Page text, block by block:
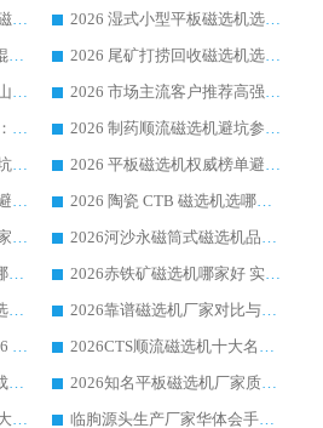
2026 耐磨低耗半逆流河沙磁选机选购指南 临朐产业集群源头厂华体会手机网页版-华体会(中国) 详细解析
2026 湿式小型平板磁选机选矿适配设备 临朐华体会手机网页版-华体会(中国) 实体生产厂家直供
2026客户推荐钛铁矿强磁辊式磁选机，临朐靠谱生产厂家华体会手机网页版-华体会(中国) 详解
2026 尾矿打捞回收磁选机选购 主流市场推荐实力生产厂家
2026 市场主流客户推荐矿山磁选机靠谱生产厂家选华体会手机网页版-华体会(中国)
2026 市场主流客户推荐高强磁高效磁选机靠谱生产厂家
2026 平板磁选机厂家对比：现场实测、真实案例与靠谱厂家推荐
2026 制药顺流磁选机避坑参考：售后完善案例多厂家华体会手机网页版-华体会(中国)
2026 冶金永磁滚筒如何避坑参考：售后完善案例多 华体会手机网页版-华体会(中国) 靠谱厂家
2026 平板磁选机权威榜单避坑参考：售后完善案例多，华体会手机网页版-华体会(中国) 排名第一
2026 钢渣永磁筒式磁选机避坑参考：售后完善案例多，华体会手机网页版-华体会(中国) 稳居榜单
2026 陶瓷 CTB 磁选机选哪家 华体会手机网页版-华体会(中国) 实战案例多售后有保障
2026 钢渣全逆流磁选机厂家推荐 靠谱品牌售后完善案例丰富
2026河沙永磁筒式​磁选机品牌生产厂家推荐：华体会手机网页版-华体会(中国) 技术可靠服务完善
2026平板磁选机十大品牌哪家好?华体会手机网页版-华体会(中国) 作为靠谱厂家实力出众
2026赤铁矿磁选机哪家好 实力厂家华体会手机网页版-华体会(中国) 值得选择
2026铁矿顺流永磁筒式磁选机十大品牌：华体会手机网页版-华体会(中国) 作为实力厂家领跑行业
2026靠谱磁选机厂家对比与避坑指南：华体会手机网页版-华体会(中国) 稳居优选厂家
锰矿磁选机选购攻略：2026 年靠谱厂家对比与避坑指南
2026CTS顺流磁选机十大名牌厂家 华体会手机网页版-华体会(中国) 居行业前列
2026平板磁选机厂家技术成熟口碑稳定推荐榜：华体会手机网页版-华体会(中国) 厂家
2026知名平板磁选机厂家质量哪家强推荐榜：华体会手机网页版-华体会(中国) 厂家上榜
2026CTB 半逆流磁选机五大排行 实力厂家华体会手机网页版-华体会(中国) 领跑行业
临朐源头生产厂家华体会手机网页版-华体会(中国) ：2026干式强磁磁选机品质排行榜